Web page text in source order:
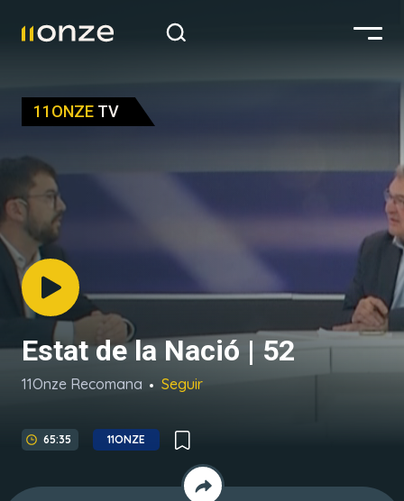
11ONZE TV
Estat de la Nació | 52
11Onze Recomana Seguir
65:35 11ONZE